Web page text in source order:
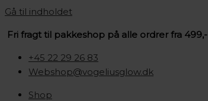
Gå til indholdet
Fri fragt til pakkeshop på alle ordrer fra 499,-
+45 22 29 26 83
Webshop@vogeliusglow.dk
Shop